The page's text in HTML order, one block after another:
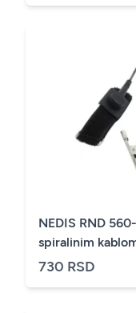
NEDIS RND
spiralinim
730 RSD